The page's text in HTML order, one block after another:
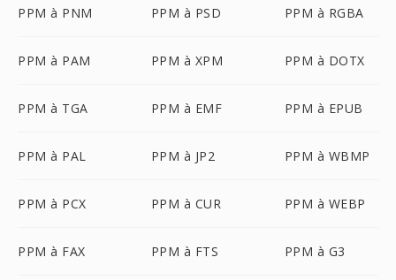
PPM à PNM PPM à PSD PPM à RGBA
PPM à PAM PPM à XPM PPM à DOTX
PPM à TGA PPM à EMF PPM à EPUB
PPM à PAL PPM à JP2 PPM à WBMP
PPM à PCX PPM à CUR PPM à WEBP
PPM à FAX PPM à FTS PPM à G3